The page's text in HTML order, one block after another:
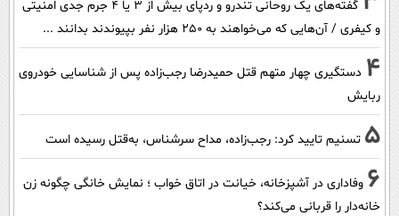
گفته‌های یک روحانی تندرو و ردپای بیش از ۳ یا ۴ جرم جدی امنیتی
و کیفری / آن‌هایی که می‌خواهند به ۲۵۰ هزار نفر بپیوندند بدانند ...
4 دستگیری چهار متهم قتل حمیدرضا رجب‌زاده پس از شناسایی خودروی
ربایش
5 تسنیم تایید کرد: رجب‌زاده، مداح سرشناس، به‌قتل رسیده است
6 وفاداری در آشپزخانه، خیانت در اتاق خواب ؛ نمایش خانگی چگونه زن
خانه‌دار را قربانی می‌کند؟